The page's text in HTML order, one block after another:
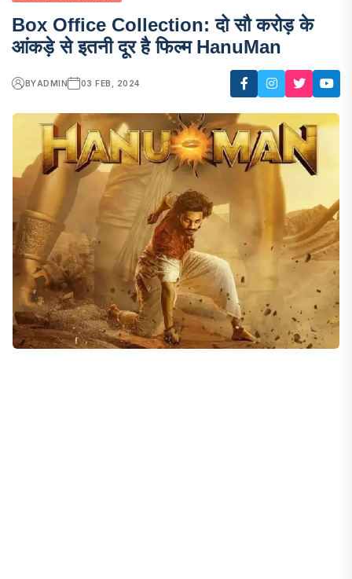
Box Office Collection: दो सौ करोड़ के
आंकड़े से इतनी दूर है फिल्म HanuMan
BYADMIN 03 FEB, 2024